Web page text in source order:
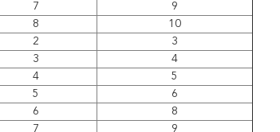
7
9
8
10
2
3
3
4
4
5
5
6
6
8
7
9